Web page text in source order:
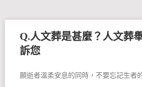
Q.人文葬是甚麼？人文葬
訴您
願逝者溫柔安息的同時，不要忘記生者